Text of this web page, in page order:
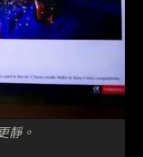
靜。